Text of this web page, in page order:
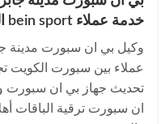
خدمة عملاء bein sport الكويت
وكيل بي ان سبورت مدينة
تحديث جهاز بي ان سبورت
ان سبورت ترقية الباقات